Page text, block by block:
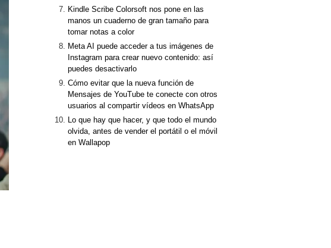
Kindle Scribe Colorsoft nos pone en las
manos un cuaderno de gran tamaño para
tomar notas a color
Meta AI puede acceder a tus imágenes de
Instagram para crear nuevo contenido: así
puedes desactivarlo
Cómo evitar que la nueva función de
Mensajes de YouTube te conecte con otros
usuarios al compartir vídeos en WhatsApp
Lo que hay que hacer, y que todo el mundo
olvida, antes de vender el portátil o el móvil
en Wallapop